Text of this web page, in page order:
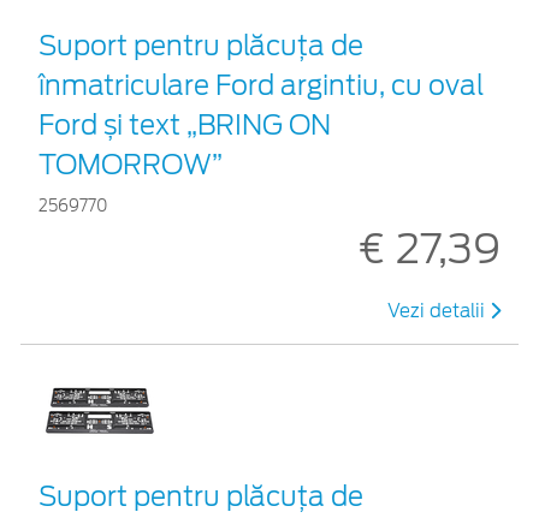
Suport pentru plăcuța de
înmatriculare Ford argintiu, cu oval
Ford și text „BRING ON
TOMORROW”
2569770
€ 27,39
Vezi detalii
Suport pentru plăcuța de